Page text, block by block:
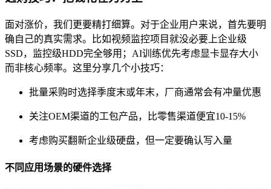
面对涨价，我们更要精打细算。对于企业用户来说，首先要明
确自己的真实需求。比如视频监控项目就没必要上企业级
SSD，监控级HDD完全够用；AI训练优先考虑显卡显存大小
而非核心频率。这里分享几个小技巧：
批量采购时选择季度末或年末，厂商通常会有冲量优惠
关注OEM渠道的工包产品，比零售渠道便宜10-15%
考虑购买翻新企业级硬盘，但一定要确认写入量
不同应用场景的硬件选择